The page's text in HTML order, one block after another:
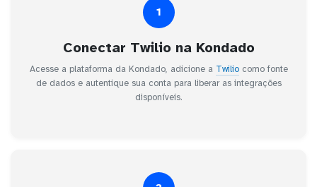
1
Conectar Twilio na Kondado
Acesse a plataforma da Kondado, adicione a Twiliocomo fonte
de dados e autentique sua conta para liberar as integrações
disponíveis.